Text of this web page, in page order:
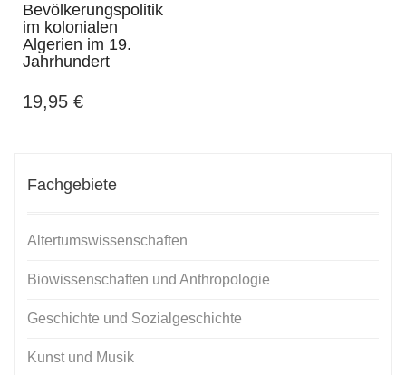
Bevölkerungspolitik
im kolonialen
Algerien im 19.
Jahrhundert
19,95 €
Fachgebiete
Altertumswissenschaften
Biowissenschaften und Anthropologie
Geschichte und Sozialgeschichte
Kunst und Musik